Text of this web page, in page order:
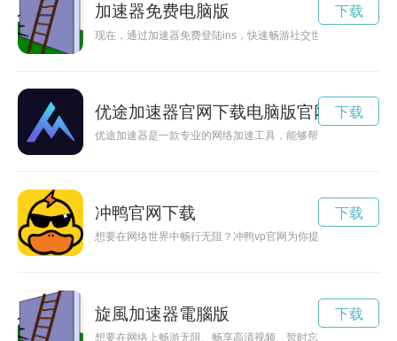
加速器免费电脑版
现在，通过加速器免费登陆ins，快速畅游社交世界！
下载
优途加速器官网下载电脑版官网安装
优途加速器是一款专业的网络加速工具，能够帮助用户有效解
下载
冲鸭官网下载
想要在网络世界中畅行无阻？冲鸭vp官网为你提供高效稳定的
下载
旋風加速器電腦版
想要在网络上畅游无阻、畅享高清视频、暂时忘记卡顿的烦恼
下载